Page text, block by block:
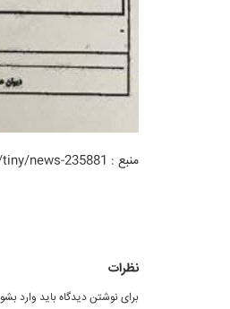
منبع : https://www.tinn.ir/fa/tiny/news-235881
نظرات
برای نوشتن دیدگاه باید وارد